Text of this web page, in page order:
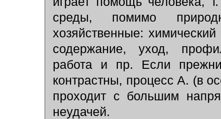
среды, помимо
хозяйственные:
содержание, уход,
работа и пр. Если
контрастны, процесс А. (в
проходит с большим
неудачей.